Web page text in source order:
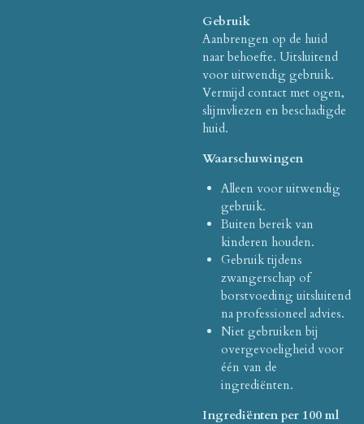
Gebruik
Aanbrengen op de huid
naar behoefte. Uitsluitend
voor uitwendig gebruik.
Vermijd contact met ogen,
slijmvliezen en beschadigde
huid.
Waarschuwingen
Alleen voor uitwendig
gebruik.
Buiten bereik van
kinderen houden.
Gebruik tijdens
zwangerschap of
borstvoeding uitsluitend
na professioneel advies.
Niet gebruiken bij
overgevoeligheid voor
één van de
ingrediënten.
Ingrediënten per 100 ml